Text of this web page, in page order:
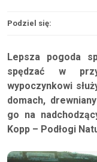
Podziel się:
Lepsza pogoda
spędzać w
wypoczynkowi
domach,
go na
Kopp – Podłogi